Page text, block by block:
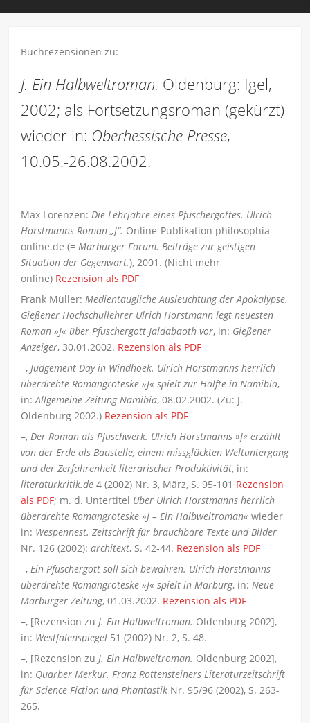
Buchrezensionen zu:
J. Ein Halbweltroman. Oldenburg: Igel,
2002; als Fortsetzungsroman (gekürzt)
wieder in: Oberhessische Presse,
10.05.-26.08.2002.
Max Lorenzen:Die Lehrjahre eines Pfuschergottes. Ulrich
Horstmanns Roman „J“. Online-Publikation philosophia-
online.de (=Marburger Forum. Beiträge zur geistigen
Situation der Gegenwart.), 2001. (Nicht mehr
online) Rezension als PDF
Frank Müller:Medientaugliche Ausleuchtung der Apokalypse.
Gießener Hochschullehrer Ulrich Horstmann legt neuesten
Roman »J« über Pfuschergott Jaldabaoth vor, in: Gießener
Anzeiger, 30.01.2002. Rezension als PDF
–,Judgement-Day in Windhoek. Ulrich Horstmanns herrlich
überdrehte Romangroteske »J« spielt zur Hälfte in Namibia,
in:Allgemeine Zeitung Namibia, 08.02.2002. (Zu: J.
Oldenburg 2002.) Rezension als PDF
–,Der Roman als Pfuschwerk. Ulrich Horstmanns »J« erzählt
von der Erde als Baustelle, einem missglückten Weltuntergang
und der Zerfahrenheit literarischer Produktivität, in:
literaturkritik.de 4 (2002) Nr. 3, März, S. 95-101 Rezension
als PDF; m. d. Untertitel Über Ulrich Horstmanns herrlich
überdrehte Romangroteske »J – Ein Halbweltroman« wieder
in: Wespennest. Zeitschrift für brauchbare Texte und Bilder
Nr. 126 (2002):architext, S. 42-44. Rezension als PDF
–,Ein Pfuschergott soll sich bewähren. Ulrich Horstmanns
überdrehte Romangroteske »J« spielt in Marburg, in:Neue
Marburger Zeitung, 01.03.2002. Rezension als PDF
–, [Rezension zuJ. Ein Halbweltroman. Oldenburg 2002],
in: Westfalenspiegel 51 (2002) Nr. 2, S. 48.
–, [Rezension zuJ. Ein Halbweltroman. Oldenburg 2002],
in: Quarber Merkur. Franz Rottensteiners Literaturzeitschrift
für Science Fiction und Phantastik Nr. 95/96 (2002), S. 263-
265.